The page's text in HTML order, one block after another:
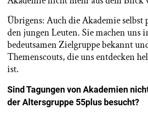
Übrigens: Auch die Akademie
den jungen Leuten. Sie machen uns
bedeutsamen Zielgruppe bekannt
Themenscouts, die uns entdecken
ist.
Sind Tagungen von Akademien
der Altersgruppe 55plus besucht?